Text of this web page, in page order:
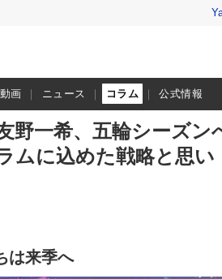
動画 ニュース コラム 公式情報
野一希、五輪シーズン
ムに込めた戦略と思い
は来季へ